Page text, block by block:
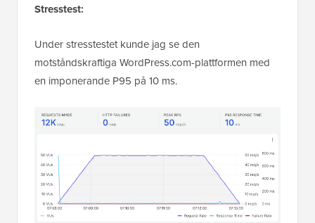
Stresstest:
Under stresstestet kunde jag se den
motståndskraftiga WordPress.com-plattformen med
en imponerande P95 på 10 ms.